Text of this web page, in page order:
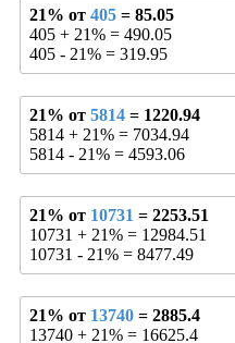
21% от 405 = 85.05
405 + 21% = 490.05
405 - 21% = 319.95
21% от 5814 = 1220.94
5814 + 21% = 7034.94
5814 - 21% = 4593.06
21% от 10731 = 2253.51
10731 + 21% = 12984.51
10731 - 21% = 8477.49
21% от 13740 = 2885.4
13740 + 21% = 16625.4